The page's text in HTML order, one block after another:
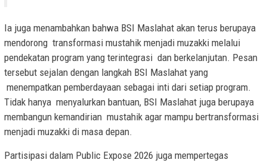
Ia juga menambahkan bahwa BSI Maslahat akan terus berupaya
mendorong transformasi mustahik menjadi muzakki melalui
pendekatan program yang terintegrasi dan berkelanjutan. Pesan
tersebut sejalan dengan langkah BSI Maslahat yang
menempatkan pemberdayaan sebagai inti dari setiap program.
Tidak hanya menyalurkan bantuan, BSI Maslahat juga berupaya
membangun kemandirian mustahik agar mampu bertransformasi
menjadi muzakki di masa depan.
Partisipasi dalam Public Expose 2026 juga mempertegas